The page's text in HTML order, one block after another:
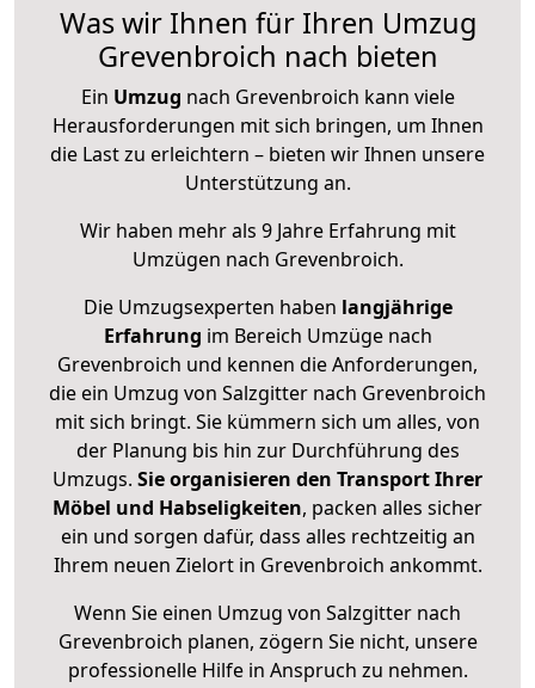
Was wir Ihnen für Ihren Umzug
Grevenbroich nach bieten
Ein Umzug nach Grevenbroich kann viele
Herausforderungen mit sich bringen, um Ihnen
die Last zu erleichtern – bieten wir Ihnen unsere
Unterstützung an.
Wir haben mehr als 9 Jahre Erfahrung mit
Umzügen nach Grevenbroich.
Die Umzugsexperten haben langjährige
Erfahrung im Bereich Umzüge nach
Grevenbroich und kennen die Anforderungen,
die ein Umzug von Salzgitter nach Grevenbroich
mit sich bringt. Sie kümmern sich um alles, von
der Planung bis hin zur Durchführung des
Umzugs. Sie organisieren den Transport Ihrer
Möbel und Habseligkeiten, packen alles sicher
ein und sorgen dafür, dass alles rechtzeitig an
Ihrem neuen Zielort in Grevenbroich ankommt.
Wenn Sie einen Umzug von Salzgitter nach
Grevenbroich planen, zögern Sie nicht, unsere
professionelle Hilfe in Anspruch zu nehmen.